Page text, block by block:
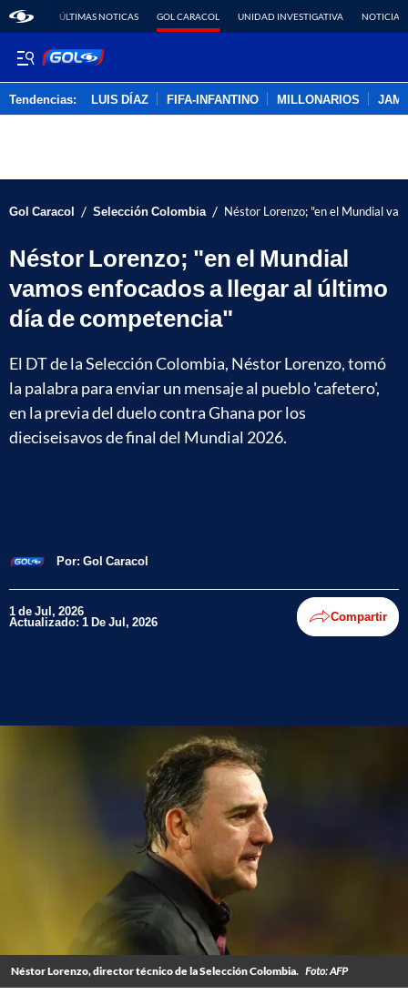
ÚLTIMAS NOTICAS GOL CARACOL UNIDAD INVESTIGATIVA NOTICIAS
Tendencias: LUIS DÍAZ FIFA-INFANTINO MILLONARIOS
Gol Caracol / Selección Colombia / Néstor Lorenzo; "en el Mundial
Néstor Lorenzo; "en el Mundial
vamos enfocados a llegar al último
día de competencia"
El DT de la Selección Colombia, Néstor Lorenzo, tomó
la palabra para enviar un mensaje al pueblo 'cafetero',
en la previa del duelo contra Ghana por los
dieciseisavos de final del Mundial 2026.
Por: Gol Caracol
1 de Jul, 2026
Actualizado: 1 De Jul, 2026 Compartir
Néstor Lorenzo, director técnico de la Selección Colombia. Foto: AFP